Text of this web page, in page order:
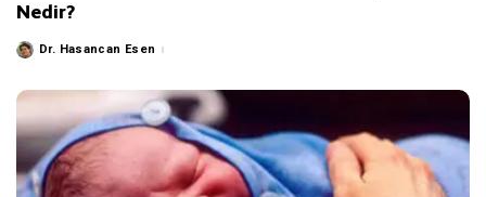
Nedir?
PostedDr. Hasancan Esen